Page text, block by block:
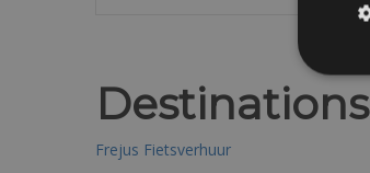
Destinations
Frejus Fietsverhuur